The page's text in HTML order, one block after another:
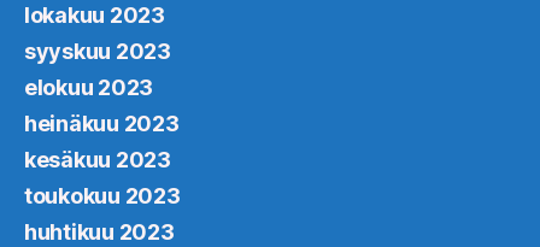
lokakuu 2023
syyskuu 2023
elokuu 2023
heinäkuu 2023
kesäkuu 2023
toukokuu 2023
huhtikuu 2023